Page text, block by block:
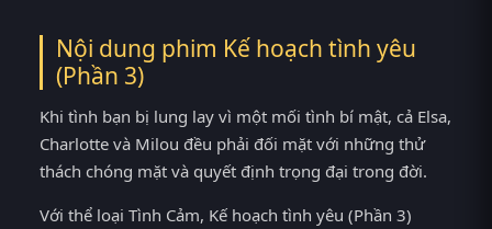
Nội dung phim Kế hoạch tình yêu
(Phần 3)
Khi tình bạn bị lung lay vì một mối tình bí mật, cả Elsa,
Charlotte và Milou đều phải đối mặt với những thử
thách chóng mặt và quyết định trọng đại trong đời.
Với thể loại Tình Cảm, Kế hoạch tình yêu (Phần 3)